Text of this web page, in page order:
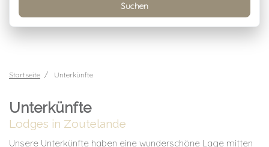
Suchen
Startseite Unterkünfte
Unterkünfte
Lodges in Zoutelande
Unsere Unterkünfte haben eine wunderschöne Lage mitten